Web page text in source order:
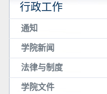
行政工作
通知
学院新闻
法律与制度
学院文件